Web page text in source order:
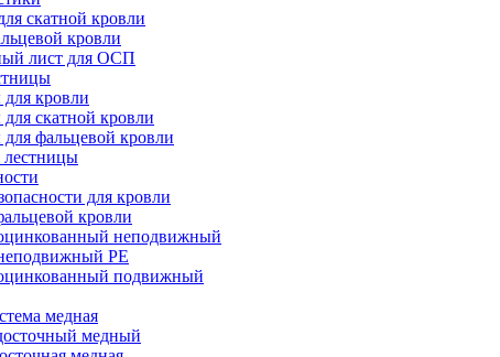
скатной кровли
кровли
лист для ОСП
кровли
скатной кровли
фальцевой кровли
для кровли
кровли
неподвижный
PE
подвижный
медная
медный